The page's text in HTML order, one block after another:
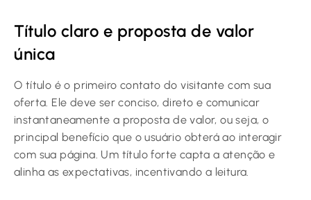
Título claro e proposta de valor
única
O título é o primeiro contato do visitante com sua
oferta. Ele deve ser conciso, direto e comunicar
instantaneamente a proposta de valor, ou seja, o
principal benefício que o usuário obterá ao interagir
com sua página. Um título forte capta a atenção e
alinha as expectativas, incentivando a leitura.